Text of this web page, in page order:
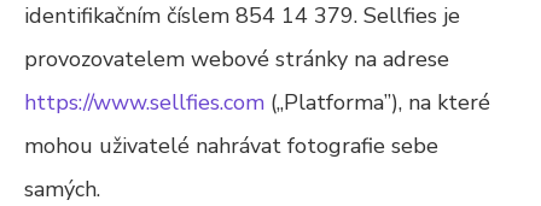
identifikačním číslem 854 14 379. Sellfies je
provozovatelem webové stránky na adrese
https://www.sellfies.com („Platforma”), na které
mohou uživatelé nahrávat fotografie sebe
samých.